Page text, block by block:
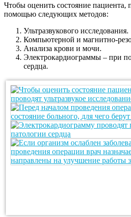
Чтобы оценить состояние пациента,
помощью следующих методов:
Ультразвукового исследования.
Компьютерной и магнитно-
Анализа крови и мочи.
Электрокардиограммы – при
сердца.